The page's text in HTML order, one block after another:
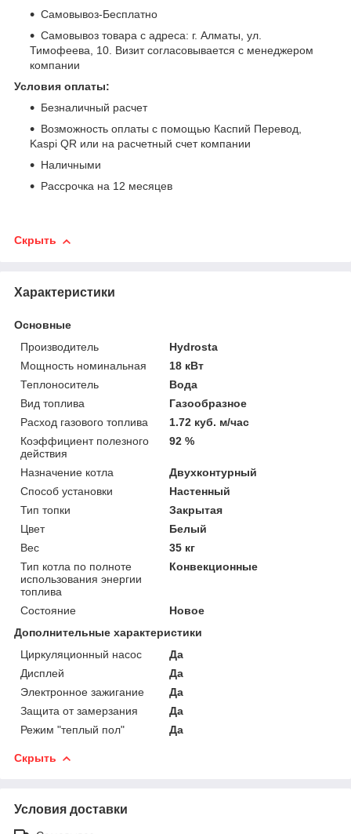
Самовывоз-Бесплатно
Самовывоз товара с адреса: г. Алматы, ул.
Тимофеева, 10. Визит согласовывается с менеджером
компании
Условия оплаты:
Безналичный расчет
Возможность оплаты с помощью Каспий Перевод,
Kaspi QR или на расчетный счет компании
Наличными
Рассрочка на 12 месяцев
Скрыть
Характеристики
Основные
Производитель
Hydrosta
Мощность номинальная
18 кВт
Теплоноситель
Вода
Вид топлива
Газообразное
Расход газового топлива
1.72 куб. м/час
Коэффициент полезного
действия
92 %
Назначение котла
Двухконтурный
Способ установки
Настенный
Тип топки
Закрытая
Цвет
Белый
Вес
35 кг
Тип котла по полноте
использования энергии
топлива
Конвекционные
Состояние
Новое
Дополнительные характеристики
Циркуляционный насос
Да
Дисплей
Да
Электронное зажигание
Да
Защита от замерзания
Да
Режим "теплый пол"
Да
Скрыть
Условия доставки